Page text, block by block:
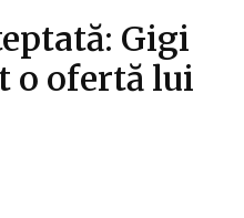
Gigi
o ofertă lui